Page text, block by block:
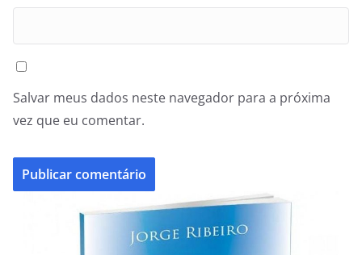
Salvar meus dados neste navegador para a próxima
vez que eu comentar.